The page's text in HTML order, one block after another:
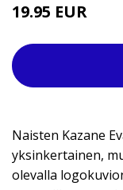
19.95 EUR
Naisten Kazane
yksinkertainen,
olevalla